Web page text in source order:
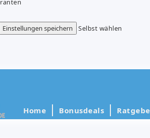
Einstellungen speichern
Selbst wählen
Home Bonusdeals